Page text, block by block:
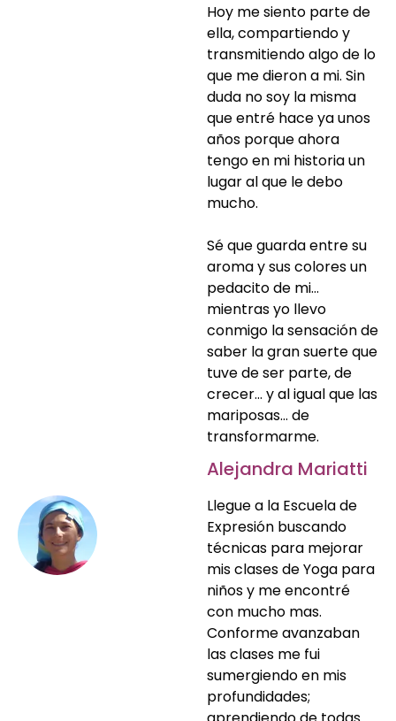
Hoy me siento parte de
ella, compartiendo y
transmitiendo algo de lo
que me dieron a mi. Sin
duda no soy la misma
que entré hace ya unos
años porque ahora
tengo en mi historia un
lugar al que le debo
mucho.
Sé que guarda entre su
aroma y sus colores un
pedacito de mi…
mientras yo llevo
conmigo la sensación de
saber la gran suerte que
tuve de ser parte, de
crecer… y al igual que las
mariposas… de
transformarme.
Alejandra Mariatti
Llegue a la Escuela de
Expresión buscando
técnicas para mejorar
mis clases de Yoga para
niños y me encontré
con mucho mas.
Conforme avanzaban
las clases me fui
sumergiendo en mis
profundidades;